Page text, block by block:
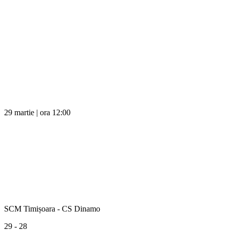
29 martie | ora 12:00
SCM Timișoara - CS Dinamo
29 - 28